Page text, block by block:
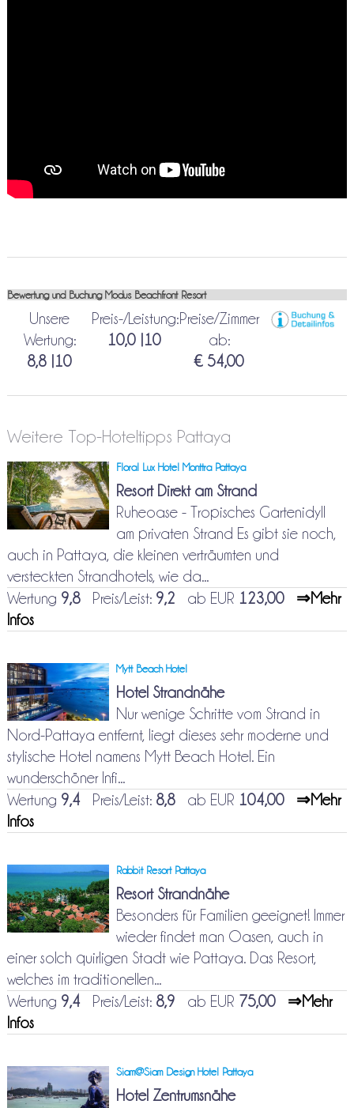
Bewertung und Buchung Modus Beachfront Resort
Unsere
Wertung:
8,8 |10
Preis-/Leistung:
10,0 |10
Preise/Zimmer
ab:
€ 54,00
Weitere Top-Hoteltipps Pattaya
Floral Lux Hotel Monttra Pattaya
Resort Direkt am Strand
Ruheoase - Tropisches Gartenidyll
am privaten Strand Es gibt sie noch,
auch in Pattaya, die kleinen verträumten und
versteckten Strandhotels, wie da...
Wertung 9,8Preis/Leist: 9,2 ab EUR 123,00
⇒Mehr
Infos
Mytt Beach Hotel
Hotel Strandnähe
Nur wenige Schritte vom Strand in
Nord-Pattaya entfernt, liegt dieses sehr moderne und
stylische Hotel namens Mytt Beach Hotel. Ein
wunderschöner Infi...
Wertung 9,4Preis/Leist: 8,8ab EUR 104,00
⇒Mehr
Infos
Rabbit Resort Pattaya
Resort Strandnähe
Besonders für Familien geeignet! Immer
wieder findet man Oasen, auch in
einer solch quirligen Stadt wie Pattaya. Das Resort,
welches im traditionellen...
Wertung 9,4Preis/Leist: 8,9 ab EUR 75,00
⇒Mehr
Infos
Siam@Siam Design Hotel Pattaya
Hotel Zentrumsnähe